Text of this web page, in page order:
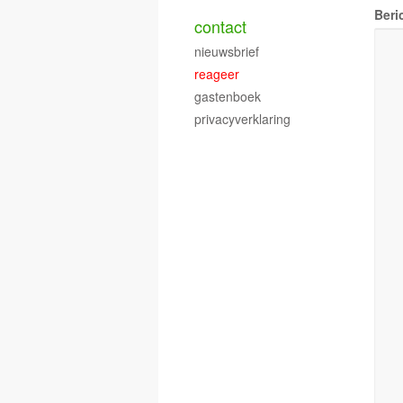
contact
nieuwsbrief
reageer
gastenboek
privacyverklaring